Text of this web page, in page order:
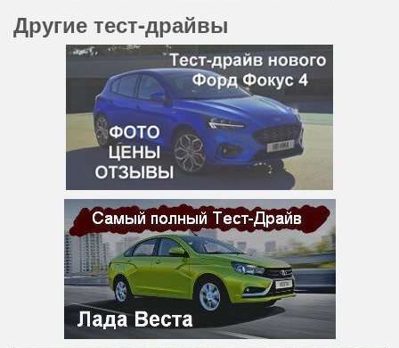
Другие тест-драйвы